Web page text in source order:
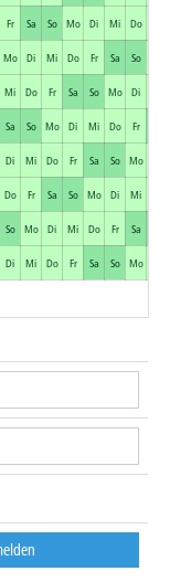
Fr Sa So Mo Di Mi Do
Mo Di Mi Do Fr Sa So
Mi Do Fr Sa So Mo Di
Sa So Mo Di Mi Do Fr
Di Mi Do Fr Sa So Mo
Do Fr Sa So Mo Di Mi
So Mo Di Mi Do Fr Sa
Di Mi Do Fr Sa So Mo